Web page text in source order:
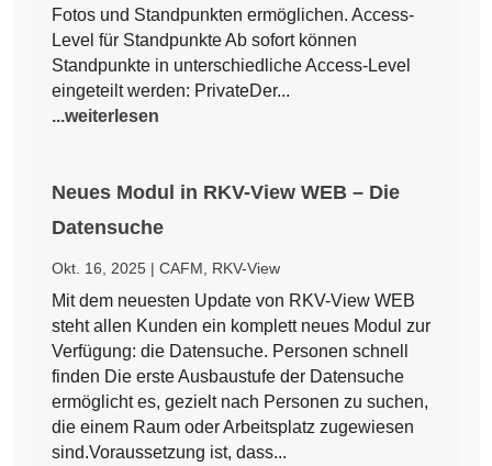
Fotos und Standpunkten ermöglichen. Access-
Level für Standpunkte Ab sofort können
Standpunkte in unterschiedliche Access-Level
eingeteilt werden: PrivateDer...
...weiterlesen
Neues Modul in RKV-View WEB – Die
Datensuche
Okt. 16, 2025 |CAFM RKV-View
Mit dem neuesten Update von RKV-View WEB
steht allen Kunden ein komplett neues Modul zur
Verfügung: die Datensuche. Personen schnell
finden Die erste Ausbaustufe der Datensuche
ermöglicht es, gezielt nach Personen zu suchen,
die einem Raum oder Arbeitsplatz zugewiesen
sind.Voraussetzung ist, dass...